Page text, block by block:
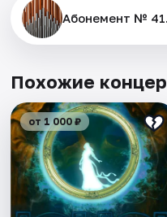
Абонемент №
Похожие
от 1 000 ₽